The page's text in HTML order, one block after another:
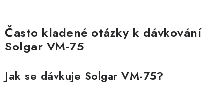
Často kladené otázky k dávkování
Solgar VM-75
Jak se dávkuje Solgar VM-75?